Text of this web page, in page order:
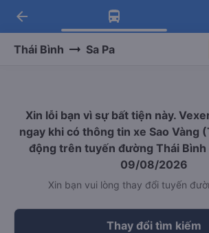
Tải app Vexere ngay!
Nhận ưu đãi thành viên độc
Tải app Vexere
-30k/ghế khi đặt vé máy bay
arrow_back
Thái Bình Sa Pa
Xin lỗi bạn vì sự bất tiện này.
ngay khi có thông tin xe Sao Vàng
động trên tuyến đường Thái Bình
09/08/2026
Xin bạn vui lòng thay đổi tuyến
Thay đổi tìm kiếm